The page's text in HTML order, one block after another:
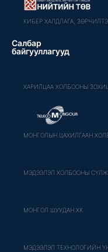
КИБЕР ХАЛДЛАГА,
Салбар
байгууллагууд
ХАРИЛЦАА ХОЛБООНЫ
МОНГОЛЫН ЦАХИЛГААН
МЭДЭЭЛЭЛ ХОЛБООНЫ
МОНГОЛ ШУУДАН ХК
МЭДЭЭЛЭЛ ТЕХНОЛОГИЙН